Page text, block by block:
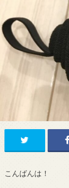
こんばんは！